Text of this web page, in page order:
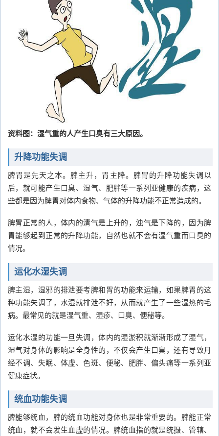
资料图：湿气重的人产生口臭有三大原因。
升降功能失调
脾胃是先天之本。脾主升，胃主降。脾胃的升降功能失调以
后，就可能产生口臭、湿气、肥胖等一系列亚健康的疾病，这
些都是因为脾胃对体内食物、气体的升降功能不正常造成的。
脾胃正常的人，体内的清气是上升的，浊气是下降的，因为脾
胃能够起到正常的升降功能，自然也就不会有湿气重而口臭的
情况。
运化水湿失调
脾主湿，湿邪的排泄要考脾和胃的功能来运输，如果脾胃的这
种功能失调了，水湿就排泄不好，从而就产生了一些湿热的毛
病。最常见的就是湿气重、湿疹、口臭、便秘等。
运化水湿的功能一旦失调，体内的湿淤积就渐渐形成了湿气，
湿气对身体的影响是全身性的，不仅会产生口臭，还有导致月
经不调、失眠、体虚、色斑、便秘、肥胖、偏头痛等一系列亚
健康症状。
统血功能失调
脾能够统血，脾的统血功能对身体也是非常重要的。脾能正常
统血，就不会发生血虚的情况。脾统血指的就是统摄、管辖、